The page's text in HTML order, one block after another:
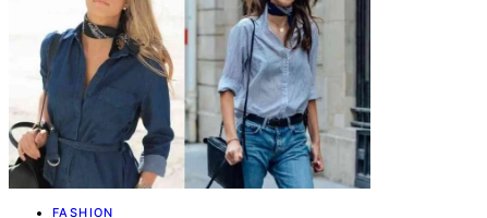
FASHION